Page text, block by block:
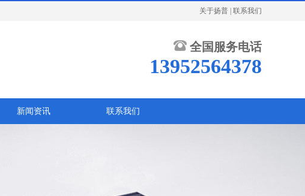
关于扬普 联系我们
全国服务电话
13952564378
新闻资讯 联系我们